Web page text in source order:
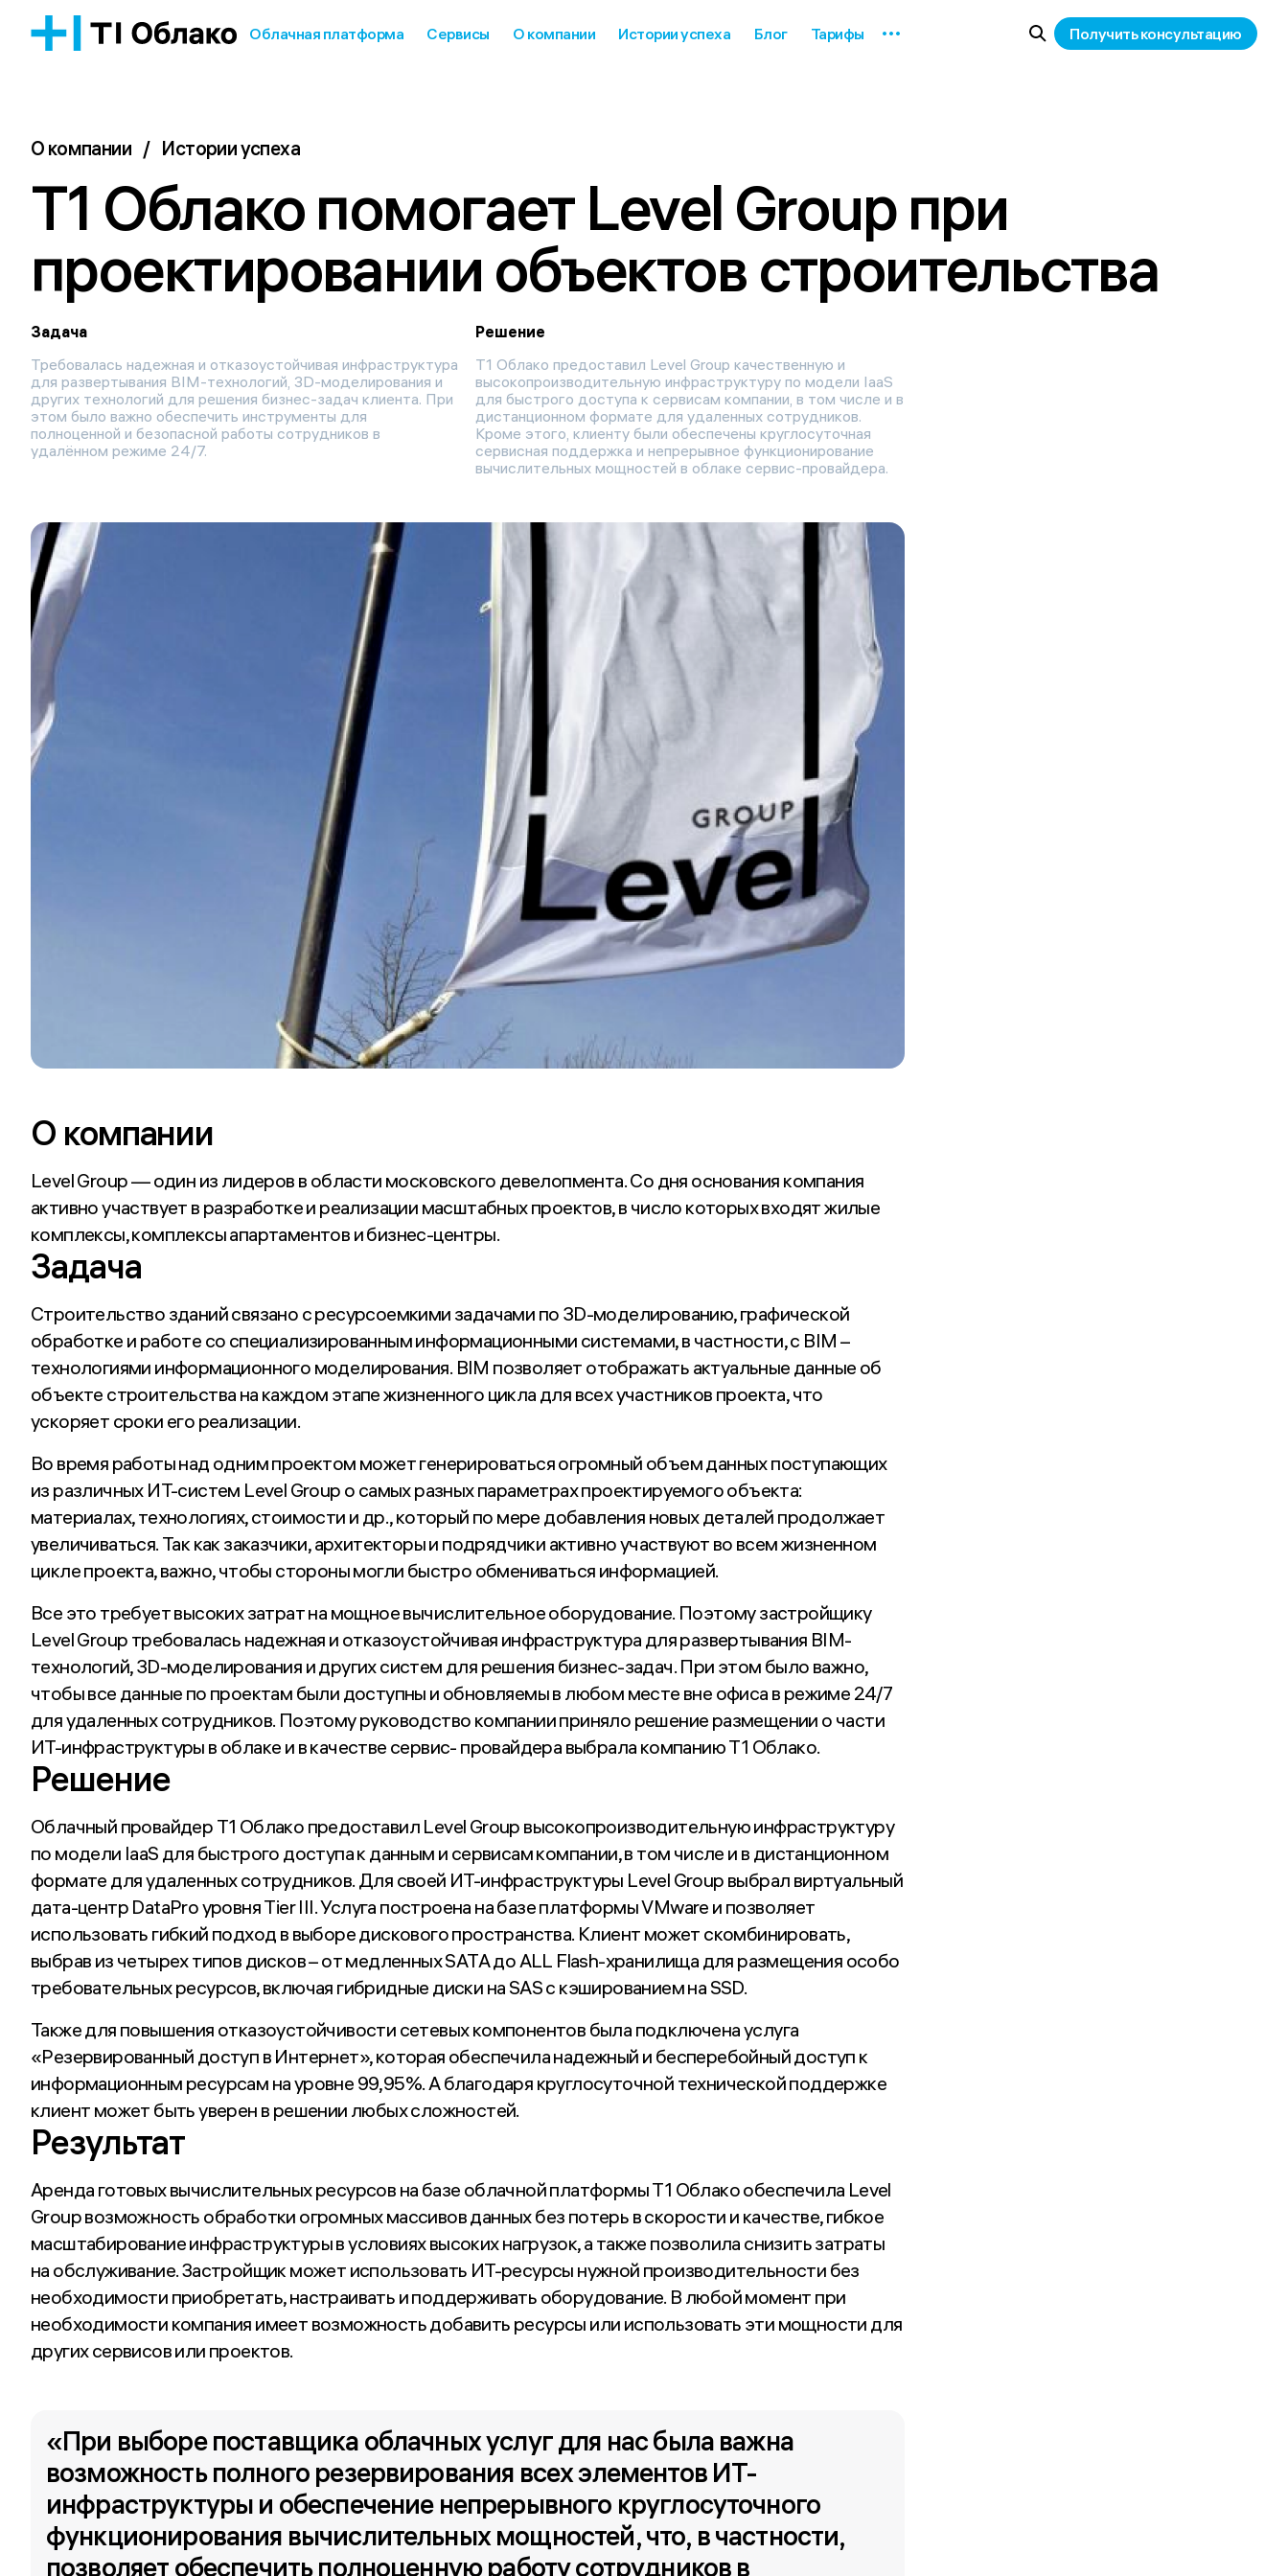
Облачная платформа Сервисы О компании Истории успеха Блог Тарифы Получить консультацию
О компании / Истории успеха
T1 Облако помогает Level Group при
проектировании объектов строительства
Задача
Требовалась надежная и отказоустойчивая инфраструктура
для развертывания BIM-технологий, 3D-моделирования и
других технологий для решения бизнес-задач клиента. При
этом было важно обеспечить инструменты для
полноценной и безопасной работы сотрудников в
удалённом режиме 24/7.
Решение
T1 Облако предоставил Level Group качественную и
высокопроизводительную инфраструктуру по модели IaaS
для быстрого доступа к сервисам компании, в том числе и в
дистанционном формате для удаленных сотрудников.
Кроме этого, клиенту были обеспечены круглосуточная
сервисная поддержка и непрерывное функционирование
вычислительных мощностей в облаке сервис-провайдера.
О компании
Level Group — один из лидеров в области московского девелопмента. Со дня основания компания
активно участвует в разработке и реализации масштабных проектов, в число которых входят жилые
комплексы, комплексы апартаментов и бизнес-центры.
Задача
Строительство зданий связано с ресурсоемкими задачами по 3D-моделированию, графической
обработке и работе со специализированным информационными системами, в частности, с BIM –
технологиями информационного моделирования. BIM позволяет отображать актуальные данные об
объекте строительства на каждом этапе жизненного цикла для всех участников проекта, что
ускоряет сроки его реализации.
Во время работы над одним проектом может генерироваться огромный объем данных поступающих
из различных ИТ-систем Level Group о самых разных параметрах проектируемого объекта:
материалах, технологиях, стоимости и др., который по мере добавления новых деталей продолжает
увеличиваться. Так как заказчики, архитекторы и подрядчики активно участвуют во всем жизненном
цикле проекта, важно, чтобы стороны могли быстро обмениваться информацией.
Все это требует высоких затрат на мощное вычислительное оборудование. Поэтому застройщику
Level Group требовалась надежная и отказоустойчивая инфраструктура для развертывания BIM-
технологий, 3D-моделирования и других систем для решения бизнес-задач. При этом было важно,
чтобы все данные по проектам были доступны и обновляемы в любом месте вне офиса в режиме 24/7
для удаленных сотрудников. Поэтому руководство компании приняло решение размещении о части
ИТ-инфраструктуры в облаке и в качестве сервис- провайдера выбрала компанию T1 Облако.
Решение
Облачный провайдер T1 Облако предоставил Level Group высокопроизводительную инфраструктуру
по модели IaaS для быстрого доступа к данным и сервисам компании, в том числе и в дистанционном
формате для удаленных сотрудников. Для своей ИТ-инфраструктуры Level Group выбрал виртуальный
дата-центр DataPro уровня Tier III. Услуга построена на базе платформы VMware и позволяет
использовать гибкий подход в выборе дискового пространства. Клиент может скомбинировать,
выбрав из четырех типов дисков – от медленных SATA до ALL Flash-хранилища для размещения особо
требовательных ресурсов, включая гибридные диски на SAS с кэшированием на SSD.
Также для повышения отказоустойчивости сетевых компонентов была подключена услуга
«Резервированный доступ в Интернет», которая обеспечила надежный и бесперебойный доступ к
информационным ресурсам на уровне 99,95%. А благодаря круглосуточной технической поддержке
клиент может быть уверен в решении любых сложностей.
Результат
Аренда готовых вычислительных ресурсов на базе облачной платформы T1 Облако обеспечила Level
Group возможность обработки огромных массивов данных без потерь в скорости и качестве, гибкое
масштабирование инфраструктуры в условиях высоких нагрузок, а также позволила снизить затраты
на обслуживание. Застройщик может использовать ИТ-ресурсы нужной производительности без
необходимости приобретать, настраивать и поддерживать оборудование. В любой момент при
необходимости компания имеет возможность добавить ресурсы или использовать эти мощности для
других сервисов или проектов.
«При выборе поставщика облачных услуг для нас была важна
возможность полного резервирования всех элементов ИТ-
инфраструктуры и обеспечение непрерывного круглосуточного
функционирования вычислительных мощностей, что, в частности,
позволяет обеспечить полноценную работу сотрудников в